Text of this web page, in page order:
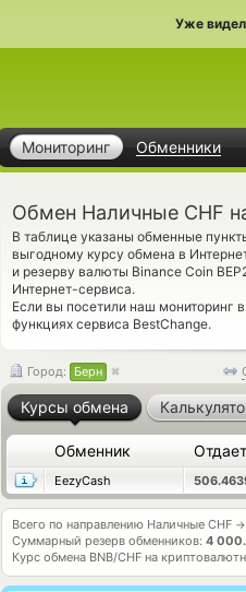
Уже
Мониторинг Обменники
Обмен Наличные CHF
В таблице указаны обменные
выгодному курсу обмена в
и резерву валюты Binance Coin
Интернет-сервиса.
Если вы посетили наш мониторинг
функциях сервиса BestChange.
Город: Берн
Курсы обмена
Обменник
EezyCash
Всего по направлению Наличные CHF →
Суммарный резерв обменников: 4
Курс обмена BNB/CHF на